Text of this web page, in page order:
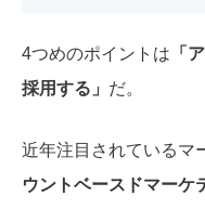
4つめのポイントは 「
採用する」 だ。
近年注目されているマ
ウントベースドマーケ